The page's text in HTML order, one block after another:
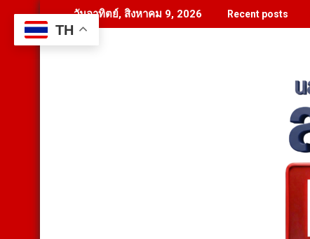
to
content
วันอาทิตย์, สิงหาคม 9, 2026 Recent posts
TH